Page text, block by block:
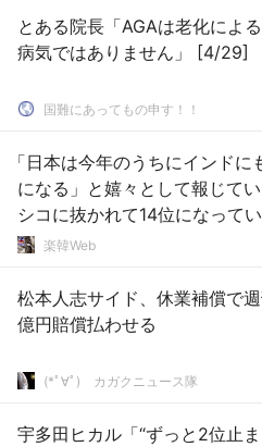
とある院長「AGAは老化によ
病気ではありません」 [4/29]
国難にあってもの申す！！
「日本は今年のうちにインド
になる」と嬉々として報じて
シコに抜かれて14位になって
すよ？楽韓Web
松本人志サイド、休業補償で
億円賠償払わせる
(*ﾟ∀ﾟ)ゞカガクニュース隊
宇多田ヒカル「“ずっと2位止